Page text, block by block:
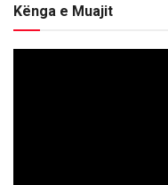
Kënga e Muajit